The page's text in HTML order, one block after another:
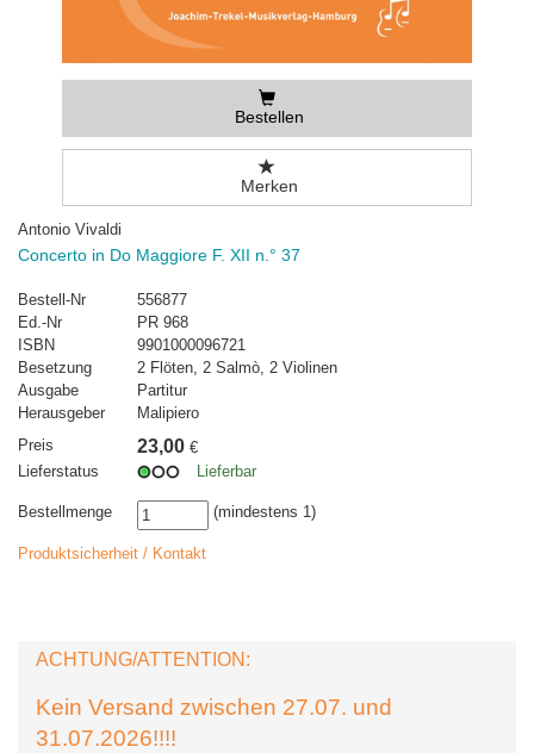
Bestellen
Merken
Antonio Vivaldi
Concerto in Do Maggiore F. XII n.° 37
Bestell-Nr
556877
Ed.-Nr
PR 968
ISBN
9901000096721
Besetzung
2 Flöten, 2 Salmò, 2 Violinen
Ausgabe
Partitur
Herausgeber
Malipiero
Preis
23,00 €
Lieferstatus
Lieferbar
Bestellmenge (mindestens 1)
Produktsicherheit / Kontakt
ACHTUNG/ATTENTION:
Kein Versand zwischen 27.07. und
31.07.2026!!!!